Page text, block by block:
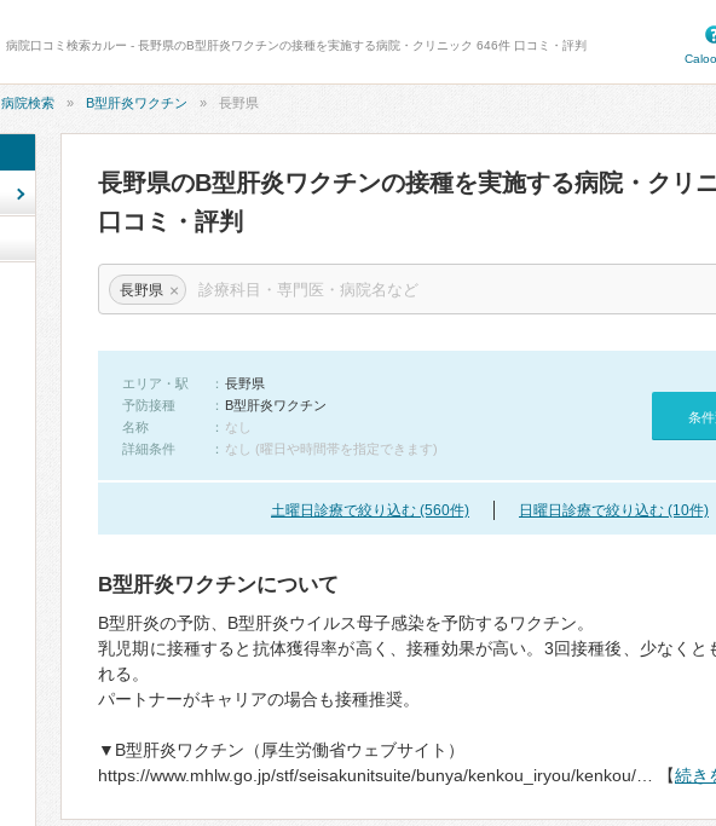
病院口コミ検索カルー - 長野県のB型肝炎ワクチンの接種を実施する病院・クリニック 646件 口コミ・評判
病院検索 B型肝炎ワクチン 長野県
長野県のB型肝炎ワクチンの接種を実施する病院・クリ
口コミ・評判
長野県 ×
エリア・駅
長野県
予防接種
B型肝炎ワクチン
名称
なし
詳細条件
なし (曜日や時間帯を指定できます)
条
土曜日診療で絞り込む (560件) 日曜日診療で絞り込む (10件)
B型肝炎ワクチンについて
B型肝炎の予防、B型肝炎ウイルス母子感染を予防するワクチン。
乳児期に接種すると抗体獲得率が高く、接種効果が高い。3回接種後、少なくと
れる。
パートナーがキャリアの場合も接種推奨。
▼B型肝炎ワクチン（厚生労働省ウェブサイト）
https://www.mhlw.go.jp/stf/seisakunitsuite/bunya/kenkou_iryou/kenkou/… 【続き